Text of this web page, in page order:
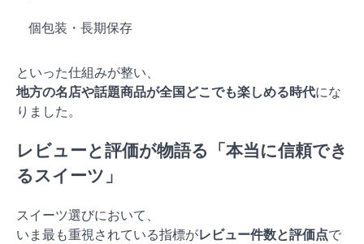
個包装・長期保存
といった仕組みが整い、
地方の名店や話題商品が全国どこでも楽しめる時代にな
りました。
レビューと評価が物語る「本当に信頼でき
るスイーツ」
スイーツ選びにおいて、
いま最も重視されている指標がレビュー件数と評価点で